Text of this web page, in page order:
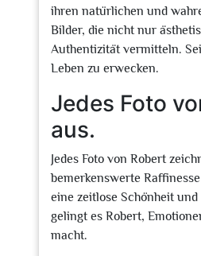
ihren natürlichen und
Bilder, die nicht nur
Authentizität vermitteln.
Leben zu erwecken.
Jedes Foto
aus.
Jedes Foto von Robert
bemerkenswerte
eine zeitlose Schönheit
gelingt es Robert,
macht.